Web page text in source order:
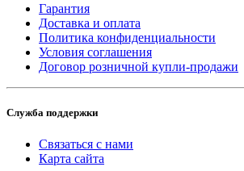
Гарантия
Доставка и оплата
Политика конфиденциальности
Условия соглашения
Договор розничной купли-продажи
Служба поддержки
Связаться с нами
Карта сайта